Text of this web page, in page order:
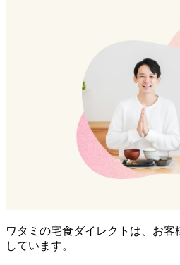
ワタミの宅食ダイレクトは、お
しています。